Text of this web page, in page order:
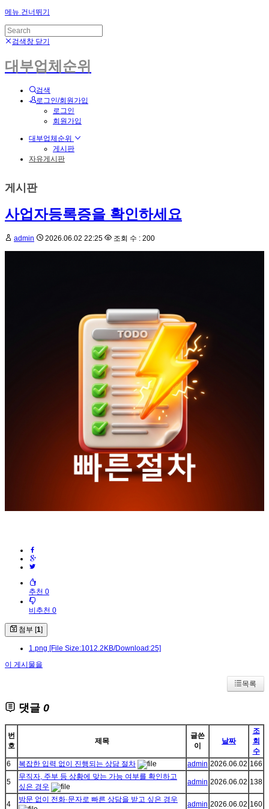
메뉴 건너뛰기
검색창 닫기
대부업체순위
검색
로그인/회원가입
로그인
회원가입
대부업체순위
게시판
자유게시판
게시판
사업자등록증을 확인하세요
admin 2026.06.02 22:25 조회 수 : 200
추천 0
비추천 0
첨부 [1]
1.png [File Size:1012.2KB/Download:25]
이 게시물을
목록
댓글 0
번
호
제목
글쓴
이
날짜
조
회
수
6
복잡한 입력 없이 진행되는 상담 절차 admin 2026.06.02 166
5
무직자, 주부 등 상황에 맞는 가능 여부를 확인하고
싶은 경우
admin 2026.06.02 138
4
방문 없이 전화·문자로 빠른 상담을 받고 싶은 경우
admin 2026.06.02 160